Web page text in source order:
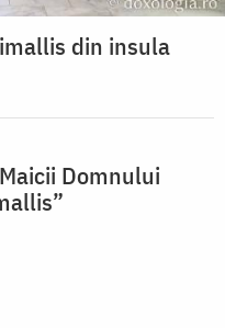
din insula
Domnului